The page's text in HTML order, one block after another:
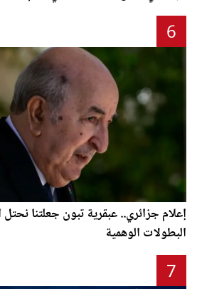
6
إعلام جزائري.. عبقرية تبون جعلتنا نحتل
البطولات الوهمية
7